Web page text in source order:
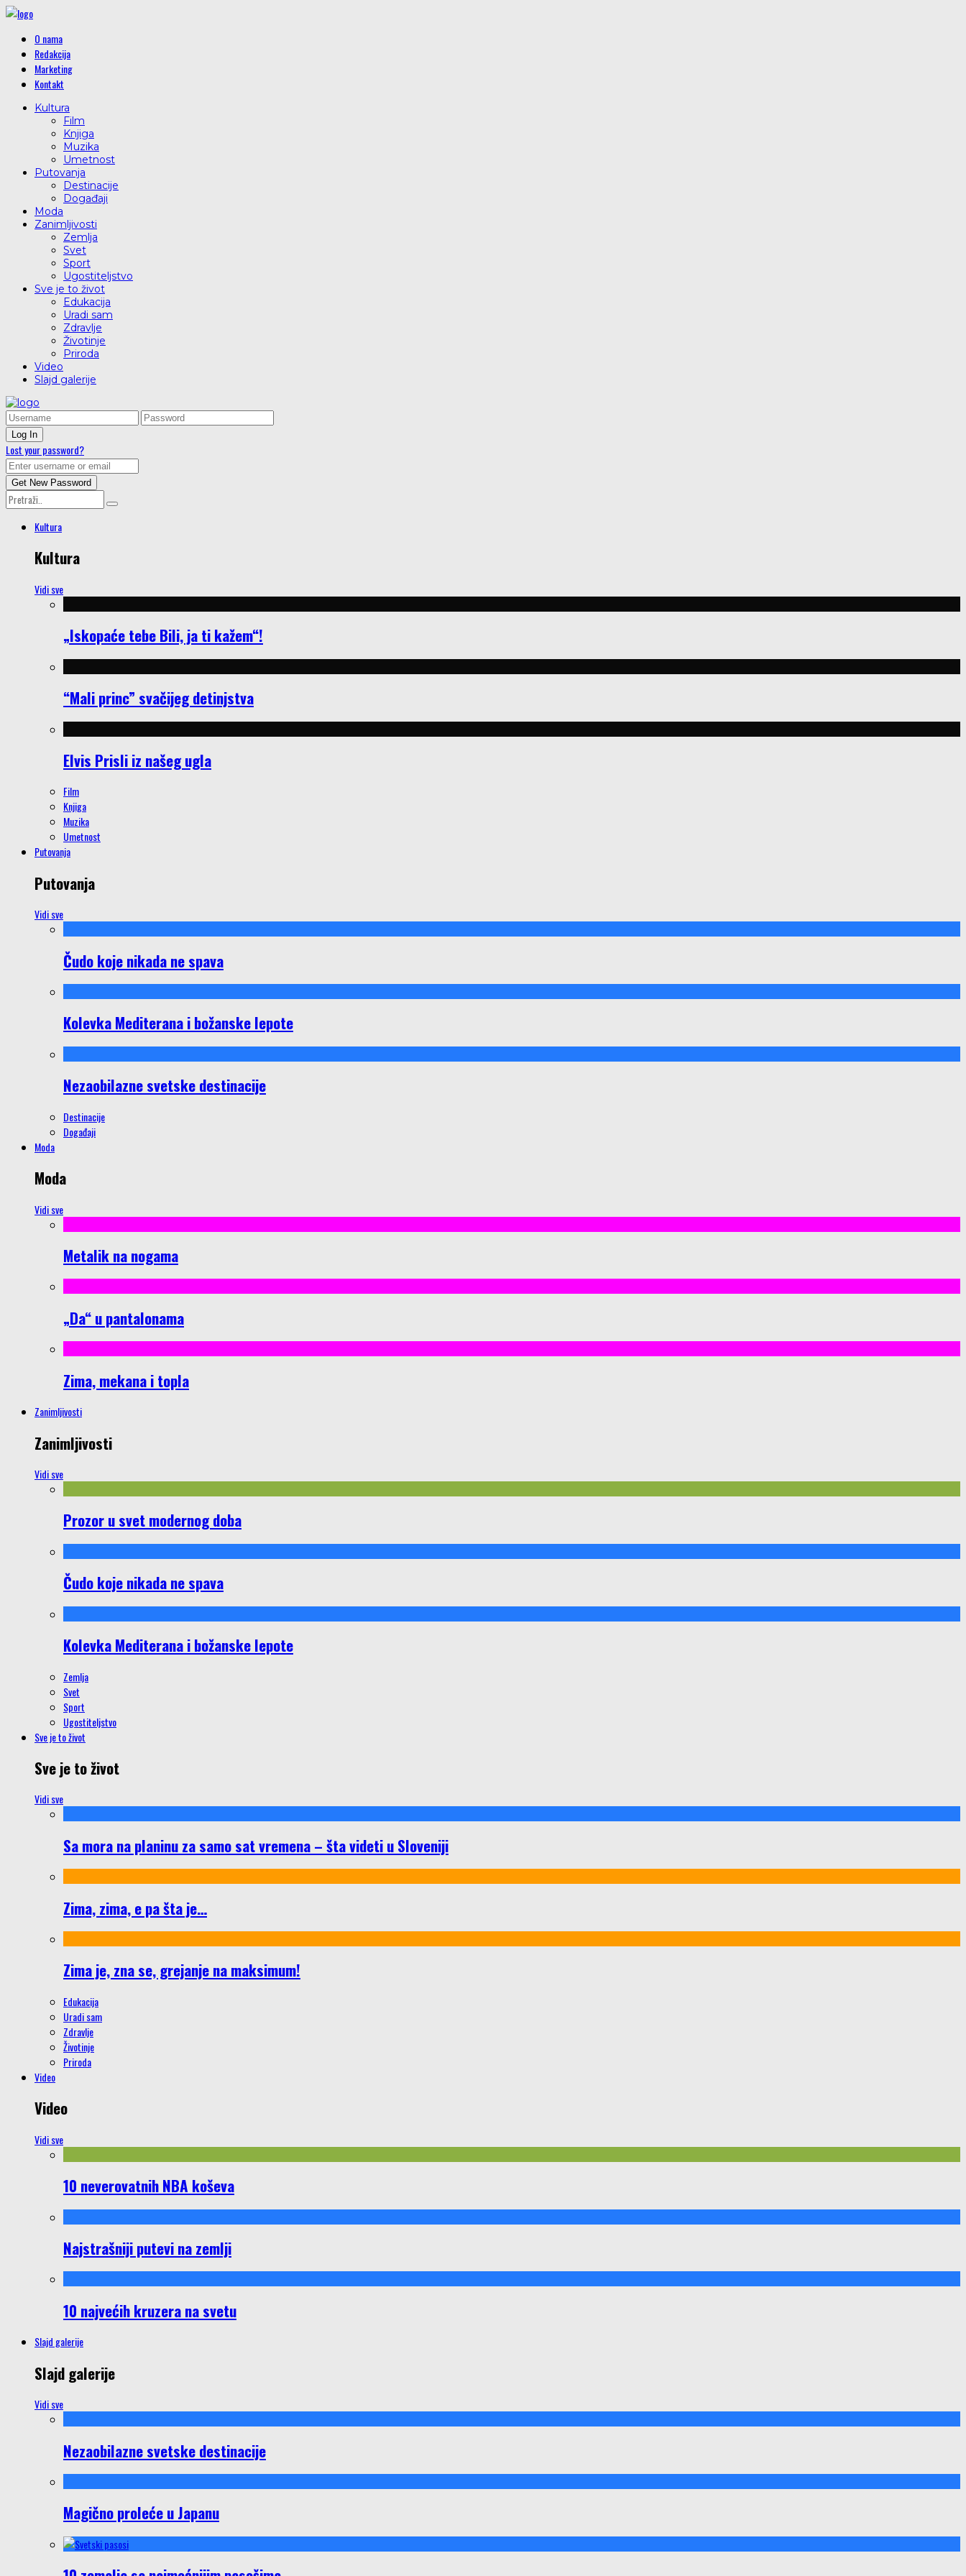
O nama
Redakcija
Marketing
Kontakt
Kultura
Film
Knjiga
Muzika
Umetnost
Putovanja
Destinacije
Događaji
Moda
Zanimljivosti
Zemlja
Svet
Sport
Ugostiteljstvo
Sve je to život
Edukacija
Uradi sam
Zdravlje
Životinje
Priroda
Video
Slajd galerije
Lost your password?
Kultura
Kultura
Vidi sve
„Iskopaće tebe Bili, ja ti kažem“!
“Mali princ” svačijeg detinjstva
Elvis Prisli iz našeg ugla
Film
Knjiga
Muzika
Umetnost
Putovanja
Putovanja
Vidi sve
Čudo koje nikada ne spava
Kolevka Mediterana i božanske lepote
Nezaobilazne svetske destinacije
Destinacije
Događaji
Moda
Moda
Vidi sve
Metalik na nogama
„Da“ u pantalonama
Zima, mekana i topla
Zanimljivosti
Zanimljivosti
Vidi sve
Prozor u svet modernog doba
Čudo koje nikada ne spava
Kolevka Mediterana i božanske lepote
Zemlja
Svet
Sport
Ugostiteljstvo
Sve je to život
Sve je to život
Vidi sve
Sa mora na planinu za samo sat vremena – šta videti u Sloveniji
Zima, zima, e pa šta je…
Zima je, zna se, grejanje na maksimum!
Edukacija
Uradi sam
Zdravlje
Životinje
Priroda
Video
Video
Vidi sve
10 neverovatnih NBA koševa
Najstrašniji putevi na zemlji
10 najvećih kruzera na svetu
Slajd galerije
Slajd galerije
Vidi sve
Nezaobilazne svetske destinacije
Magično proleće u Japanu